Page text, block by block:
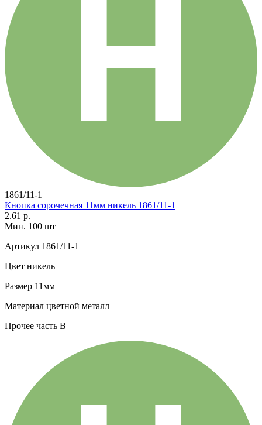
1861/11-1
Кнопка сорочечная 11мм никель 1861/11-1
2.61 р.
Мин. 100 шт
Артикул 1861/11-1
Цвет никель
Размер 11мм
Материал цветной металл
Прочее часть В